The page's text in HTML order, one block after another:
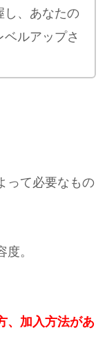
し、あなたの
ルアップさ
って必要なもの
。
、加入方法があ